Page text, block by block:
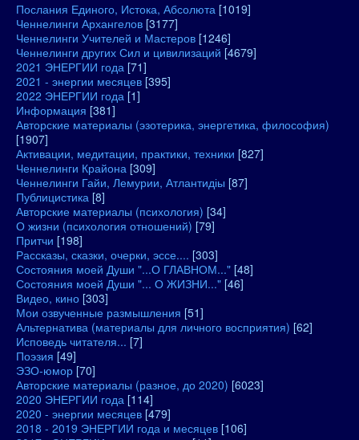
Послания Единого, Истока, Абсолюта [1019]
Ченнелинги Архангелов [3177]
Ченнелинги Учителей и Мастеров [1246]
Ченнелинги других Сил и цивилизаций [4679]
2021 ЭНЕРГИИ года [71]
2021 - энергии месяцев [395]
2022 ЭНЕРГИИ года [1]
Информация [381]
Авторские материалы (эзотерика, энергетика, философия)
[1907]
Активации, медитации, практики, техники [827]
Ченнелинги Крайона [309]
Ченнелинги Гайи, Лемурии, Атлантидіы [87]
Публицистика [8]
Авторские материалы (психология) [34]
О жизни (психология отношений) [79]
Притчи [198]
Рассказы, сказки, очерки, эссе.... [303]
Состояния моей Души "...О ГЛАВНОМ..." [48]
Состояния моей Души "... О ЖИЗНИ..." [46]
Видео, кино [303]
Мои озвученные размышления [51]
Альтернатива (материалы для личного восприятия) [62]
Исповедь читателя... [7]
Поэзия [49]
ЭЗО-юмор [70]
Авторские материалы (разное, до 2020) [6023]
2020 ЭНЕРГИИ года [114]
2020 - энергии месяцев [479]
2018 - 2019 ЭНЕРГИИ года и месяцев [106]